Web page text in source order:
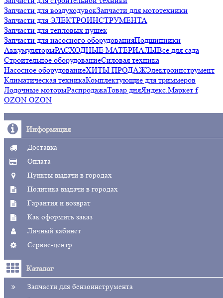
Запчасти для воздуходувокЗапчасти для мототехники
Запчасти для ЭЛЕКТРОИНСТРУМЕНТА
Запчасти для тепловых пушек
Запчасти для насосного оборудованияПодшипники
АккумуляторыРАСХОДНЫЕ МАТЕРИАЛЫВсе для сада
Строительное оборудованиеСиловая техника
Насосное оборудованиеХИТЫ ПРОДАЖЭлектроинструмент
Климатическая техникаКомплектующие для триммеров
Лодочные моторыРаспродажаТовар дняЯндекс.Маркет f
OZON OZON
Информация
Доставка
Оплата
Пункты выдачи в городах
Политика выдачи в городах
Гарантия и возврат
Как оформить заказ
Личный кабинет
Сервис-центр
Каталог
Запчасти для бензоинструмента